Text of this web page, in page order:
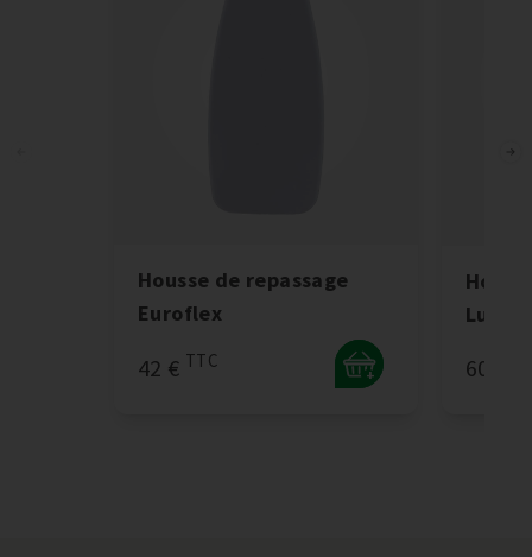
Housse de repassage
Euroflex
42 € TTC
+
Lux
60 €